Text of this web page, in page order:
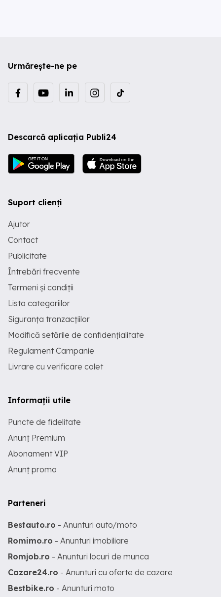
Urmărește-ne pe
Descarcă aplicația Publi24
Suport clienți
Ajutor
Contact
Publicitate
Întrebări frecvente
Termeni și condiții
Lista categoriilor
Siguranța tranzacțiilor
Modifică setările de confidențialitate
Regulament Campanie
Livrare cu verificare colet
Informații utile
Puncte de fidelitate
Anunț Premium
Abonament VIP
Anunț promo
Parteneri
Bestauto.ro - Anunturi auto/moto
Romimo.ro - Anunturi imobiliare
Romjob.ro - Anunturi locuri de munca
Cazare24.ro - Anunturi cu oferte de cazare
Bestbike.ro - Anunturi moto